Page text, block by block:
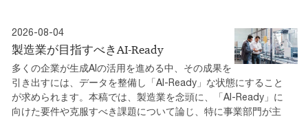
2026-08-04
製造業が目指すべきAI-Ready
多くの企業が生成AIの活用を進める中、その成果を
引き出すには、データを整備し「AI-Ready」な状態にすること
が求められます。本稿では、製造業を念頭に、「AI-Ready」に
向けた要件や克服すべき課題について論じ、特に事業部門が主